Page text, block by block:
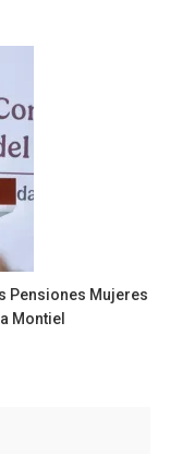
Pensiones Mujeres
Montiel